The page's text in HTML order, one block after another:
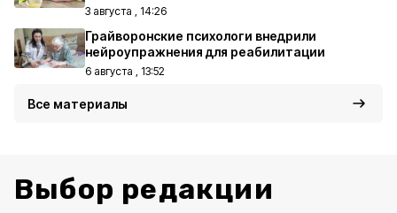
3 августа , 14:26
Грайворонские психологи внедрили
нейроупражнения для реабилитации
6 августа , 13:52
Все материалы
Выбор редакции